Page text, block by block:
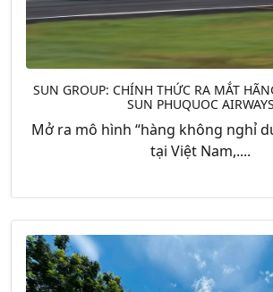
SUN GROUP: CHÍNH THỨC RA MẮT
SUN PHUQUOC AIRWAYS
Mở ra mô hình “hàng không nghỉ
tại Việt Nam,....